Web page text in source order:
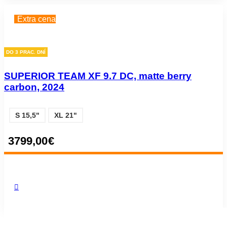
Extra cena
DO 3 PRAC. DNÍ
SUPERIOR TEAM XF 9.7 DC, matte berry
carbon, 2024
S 15,5" XL 21"
3799,00€